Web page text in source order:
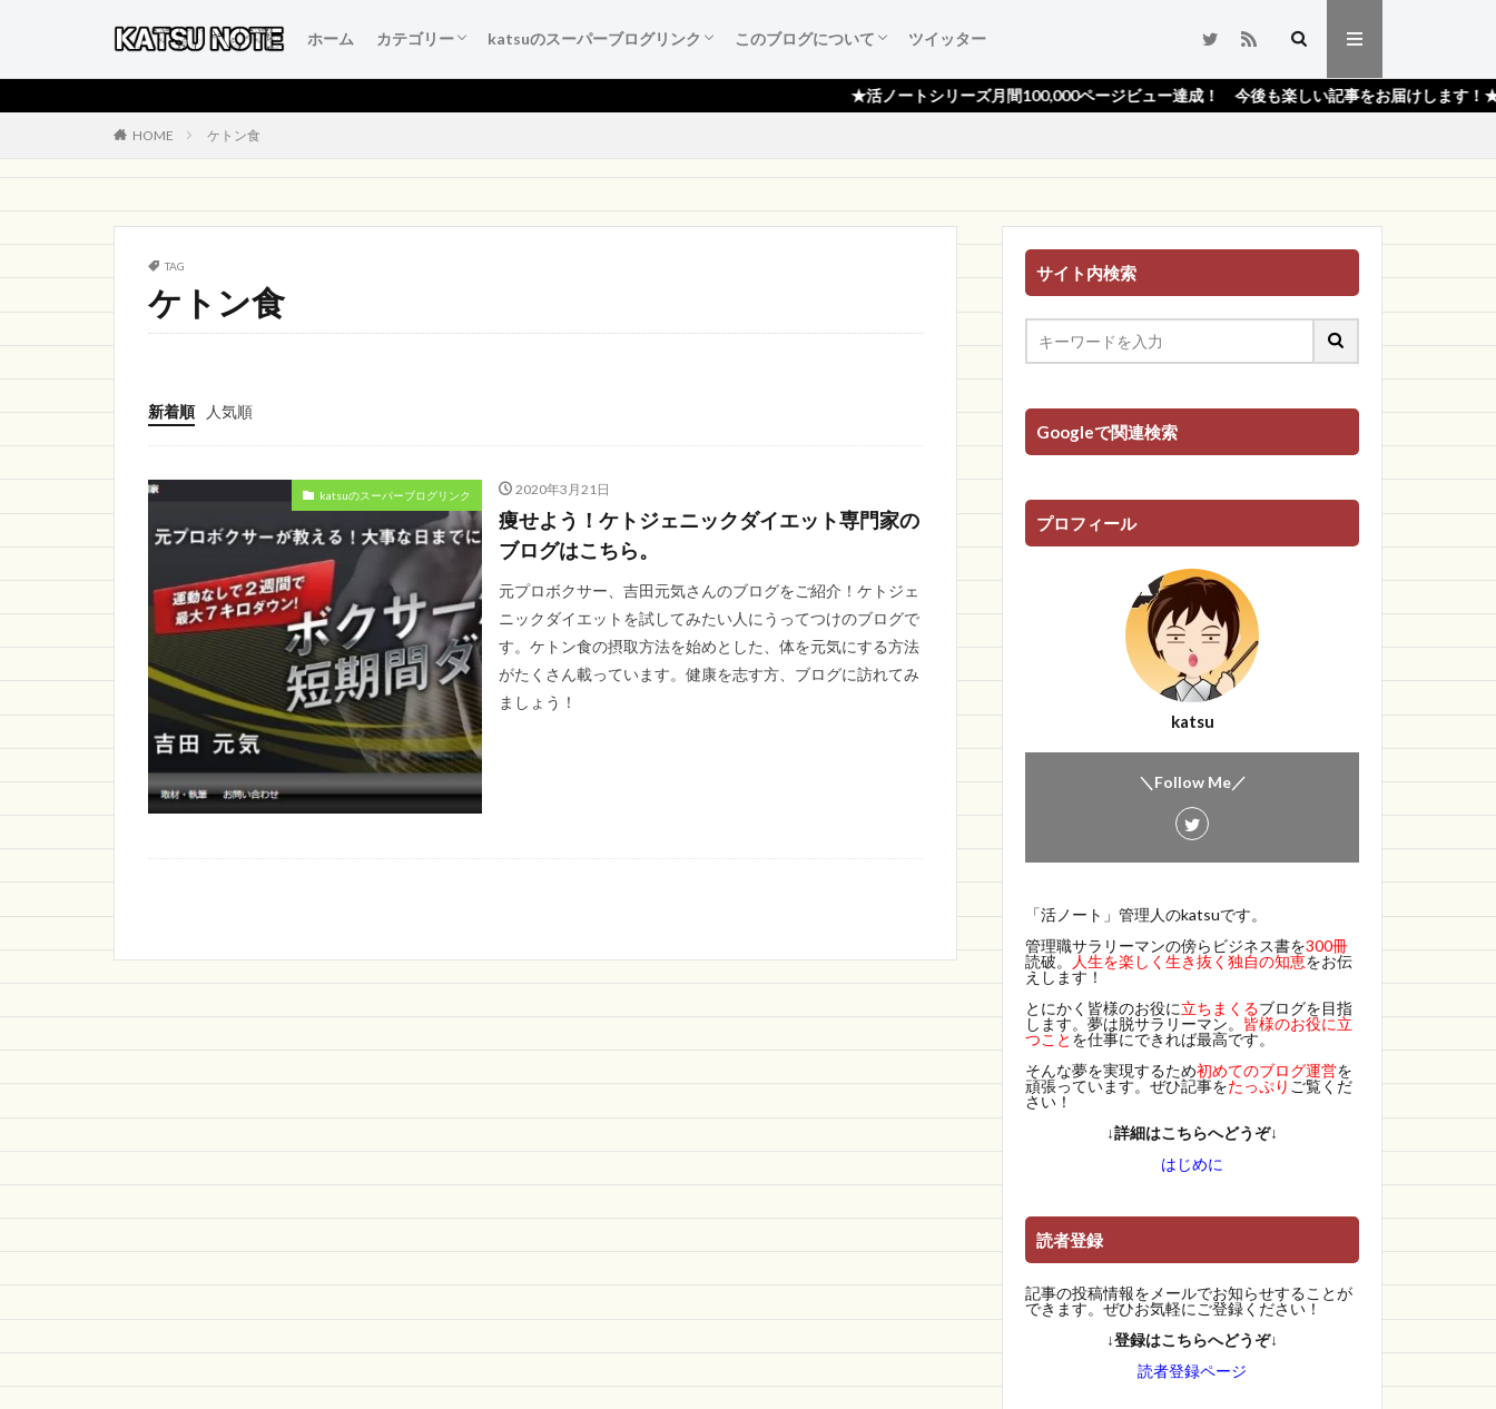
ホーム カテゴリー
人生を変える言葉たち
本当にいいものご紹介
得するおすすめ広告集
人生が変わるおすすめ本
初心者のブログ作成備忘録
katsuのスーパーブログリンク
katsuのスーパーブログリンク
katsuのスーパーブログリンクとは
katsuのスーパーブログリンク 登録依頼
このブログについて
ブログ『活ノート』のご紹介！
サイトマップ
プライバシーポリシー
読者登録ページ
スポンサー様のページ
お問い合わせ
ツイッター
★活ノートシリーズ月間100,000ページビュー達成！ 今後も楽しい記事をお届けします！★
HOME ケトン食
TAG
ケトン食
新着順 人気順
katsuのスーパーブログリンク 2020年3月21日
痩せよう！ケトジェニックダイエット専門家の
ブログはこちら。
元プロボクサー、吉田元気さんのブログをご紹介！ケトジェ
ニックダイエットを試してみたい人にうってつけのブログで
す。ケトン食の摂取方法を始めとした、体を元気にする方法
がたくさん載っています。健康を志す方、ブログに訪れてみ
ましょう！
サイト内検索
Googleで関連検索
プロフィール
katsu
＼Follow Me／
「活ノート」管理人のkatsuです。
管理職サラリーマンの傍らビジネス書を300冊
読破。
人生を楽しく生き抜く独自の知恵をお伝
えします！
とにかく皆様のお役に立ちまくるブログを目指
します。夢は脱サラリーマン。 皆様のお役に立
つこと を仕事にできれば最高です。
そんな夢を実現するため初めてのブログ運営を
頑張っています。ぜひ記事をたっぷり ご覧くだ
さい！
↓詳細はこちらへどうぞ↓
はじめに
読者登録
記事の投稿情報をメールでお知らせすることが
できます。ぜひお気軽にご登録ください！
↓登録はこちらへどうぞ↓
読者登録ページ